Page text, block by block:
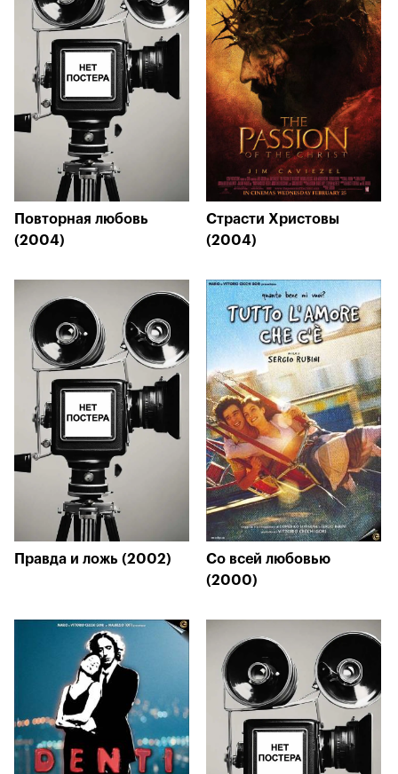
Повторная любовь
(2004)
Страсти Христовы
(2004)
Правда и ложь (2002)
Со всей любовью
(2000)